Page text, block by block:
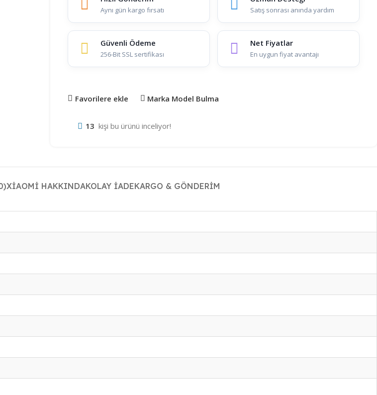
Aynı gün kargo fırsatı Satış sonrası anında yardım
Güvenli Ödeme
256-Bit SSL sertifikası
Net Fiyatlar
En uygun fiyat avantajı
Favorilere ekle Marka Model Bulma
13 kişi bu ürünü inceliyor!
XIAOMI HAKKINDAKOLAY İADEKARGO & GÖNDERIM